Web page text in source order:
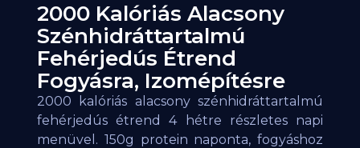
2000 Kalóriás Alacsony
Szénhidráttartalmú
Fehérjedús Étrend
Fogyásra, Izomépítésre
2000 kalóriás alacsony szénhidráttartalmú
fehérjedús étrend 4 hétre részletes napi
menüvel. 150g protein naponta, fogyáshoz